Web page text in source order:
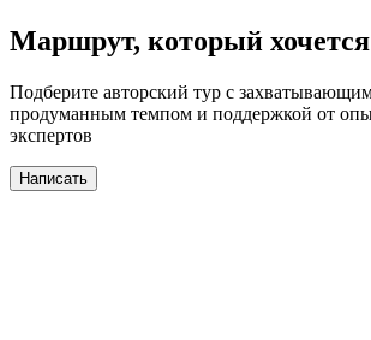
Маршрут, который
Подберите авторский тур с
продуманным темпом и поддержкой от
экспертов
Написать